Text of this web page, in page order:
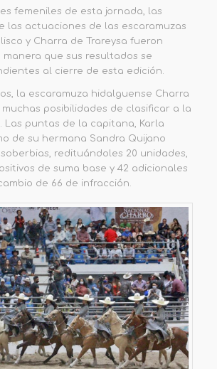
femeniles de esta jornada, las
las actuaciones de las escaramuzas
y Charra de Trareysa fueron
manera que sus resultados se
al cierre de esta edición.
la escaramuza hidalguense Charra
posibilidades de clasificar a la
Las puntas de la capitana, Karla
de su hermana Sandra Quijano
redituándoles 20 unidades,
de suma base y 42 adicionales
de 66 de infracción.